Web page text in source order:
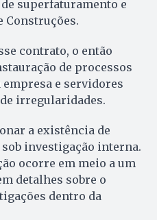
superfaturamento e
Construções.
contrato, o então
de processos
e servidores
irregularidades.
a existência de
investigação interna.
ocorre em meio a um
detalhes sobre o
dentro da